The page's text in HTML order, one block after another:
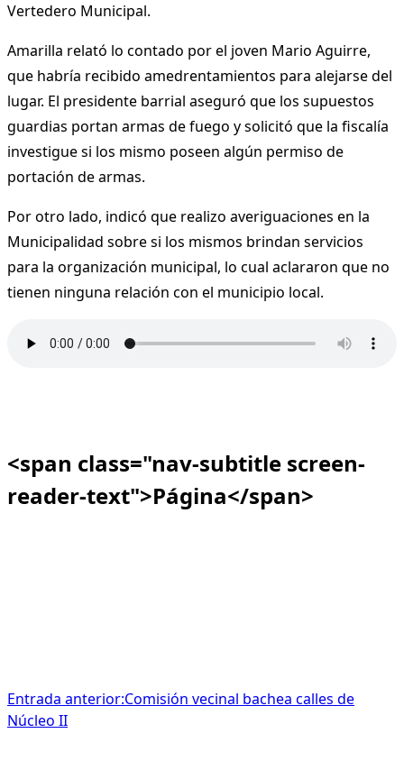
Vertedero Municipal.
Amarilla relató lo contado por el joven Mario Aguirre,
que habría recibido amedrentamientos para alejarse del
lugar. El presidente barrial aseguró que los supuestos
guardias portan armas de fuego y solicitó que la fiscalía
investigue si los mismo poseen algún permiso de
portación de armas.
Por otro lado, indicó que realizo averiguaciones en la
Municipalidad sobre si los mismos brindan servicios
para la organización municipal, lo cual aclararon que no
tienen ninguna relación con el municipio local.
<span class="nav-subtitle screen-
reader-text">Página</span>
Entrada anterior:Comisión vecinal bachea calles de
Núcleo II